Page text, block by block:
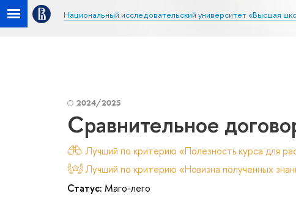
Национальный исследовательский университет «Высшая
2024/2025
Сравнительное
Лучший по критерию «Полезность курса для
Лучший по критерию «Новизна полученных
Статус: Маго-лего